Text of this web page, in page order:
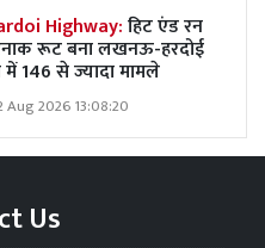
Highway:हिट एंड रन
रूट बना लखनऊ-हरदोई
में 146 से ज्यादा मामले
Aug 2026 13:08:20
Us